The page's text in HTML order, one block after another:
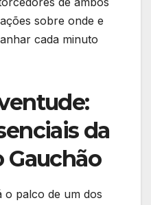
sobre onde e
cada minuto
da
Gauchão
o palco de um dos